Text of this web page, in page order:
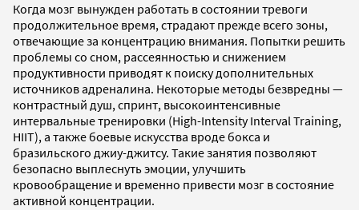
Когда мозг вынужден работать в состоянии тревоги
продолжительное время, страдают прежде всего зоны,
отвечающие за концентрацию внимания. Попытки решить
проблемы со сном, рассеянностью и снижением
продуктивности приводят к поиску дополнительных
источников адреналина. Некоторые методы безвредны —
контрастный душ, спринт, высокоинтенсивные
интервальные тренировки (High-Intensity Interval Training,
HIIT), а также боевые искусства вроде бокса и
бразильского джиу-джитсу. Такие занятия позволяют
безопасно выплеснуть эмоции, улучшить
кровообращение и временно привести мозг в состояние
активной концентрации.